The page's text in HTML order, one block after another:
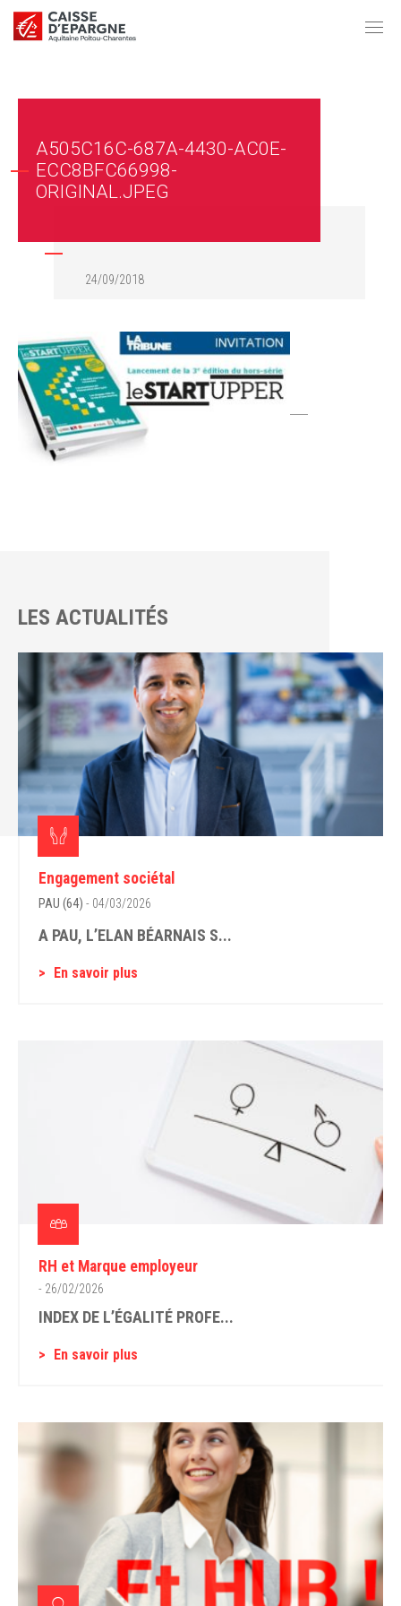
A505C16C-687A-4430-AC0E-
ECC8BFC66998-
ORIGINAL.JPEG
24/09/2018
LES ACTUALITÉS
Engagement sociétal
PAU (64) - 04/03/2026
A PAU, L’ELAN BÉARNAIS S...
En savoir plus
RH et Marque employeur
- 26/02/2026
INDEX DE L’ÉGALITÉ PROFE...
En savoir plus